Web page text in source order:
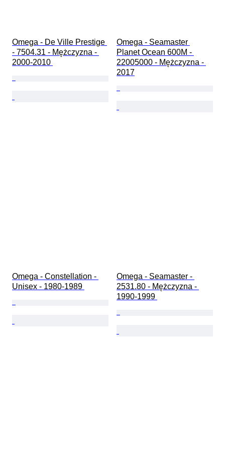
Omega - De Ville Prestige
- 7504.31 - Mężczyzna -
2000-2010
Omega - Seamaster
Planet Ocean 600M -
22005000 - Mężczyzna -
2017
Omega - Constellation -
Unisex - 1980-1989
Omega - Seamaster -
2531.80 - Mężczyzna -
1990-1999